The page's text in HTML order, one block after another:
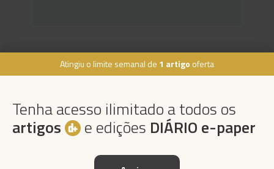
Atingiu o limite semanal de 1 artigo oferta
Tenha acesso ilimitado a todos os
artigos e edições DIÁRIO e-paper
291 202 300
Instale a nossa App
Podcasts ×